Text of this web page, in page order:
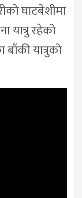
घाटबेशीमा
यात्रु रहेको
यात्रुको